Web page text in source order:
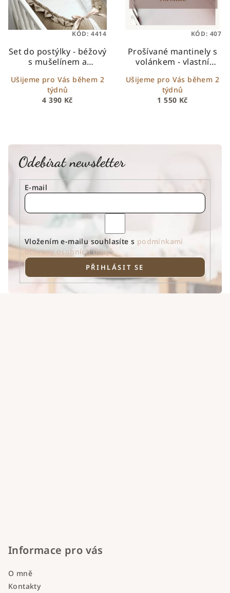
Set do postýlky - béžový
s mušelínem a
do postýlky s
mušelínem a zlatými
tečkami
4 390 Kč
Ušijeme pro Vás během 2
týdnů
KÓD: 4414
Prošívané mantinely s
volánkem - vlastní
mantinel s volánkem |
Do kulaté i oválné
postýlky | Oboustranný
1 550 Kč
Ušijeme pro Vás během 2
týdnů
KÓD: 407
Odebírat newsletter
E-mail
Vložením e-mailu souhlasíte s podmínkami
ochrany osobních údajů
PŘIHLÁSIT SE
Informace pro vás
O mně
Kontakty